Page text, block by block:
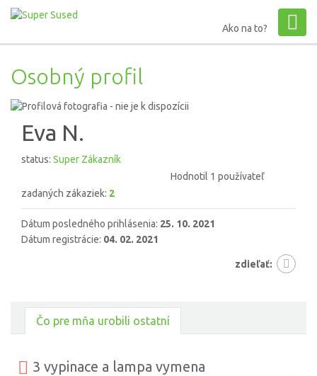
Ako na to?
Osobný profil
Eva N.
status: Super Zákazník
Hodnotil 1 používateľ
zadaných zákaziek: 2
Dátum posledného prihlásenia: 25. 10. 2021
Dátum registrácie: 04. 02. 2021
zdieľať:
Čo pre mňa urobili ostatní
3 vypinace a lampa vymena